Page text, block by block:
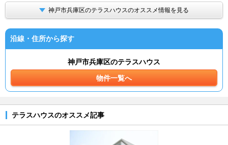
神戸市兵庫区のテラスハウスのオススメ情報を見る
沿線・住所から探す
神戸市兵庫区のテラスハウス
物件一覧へ
テラスハウスのオススメ記事